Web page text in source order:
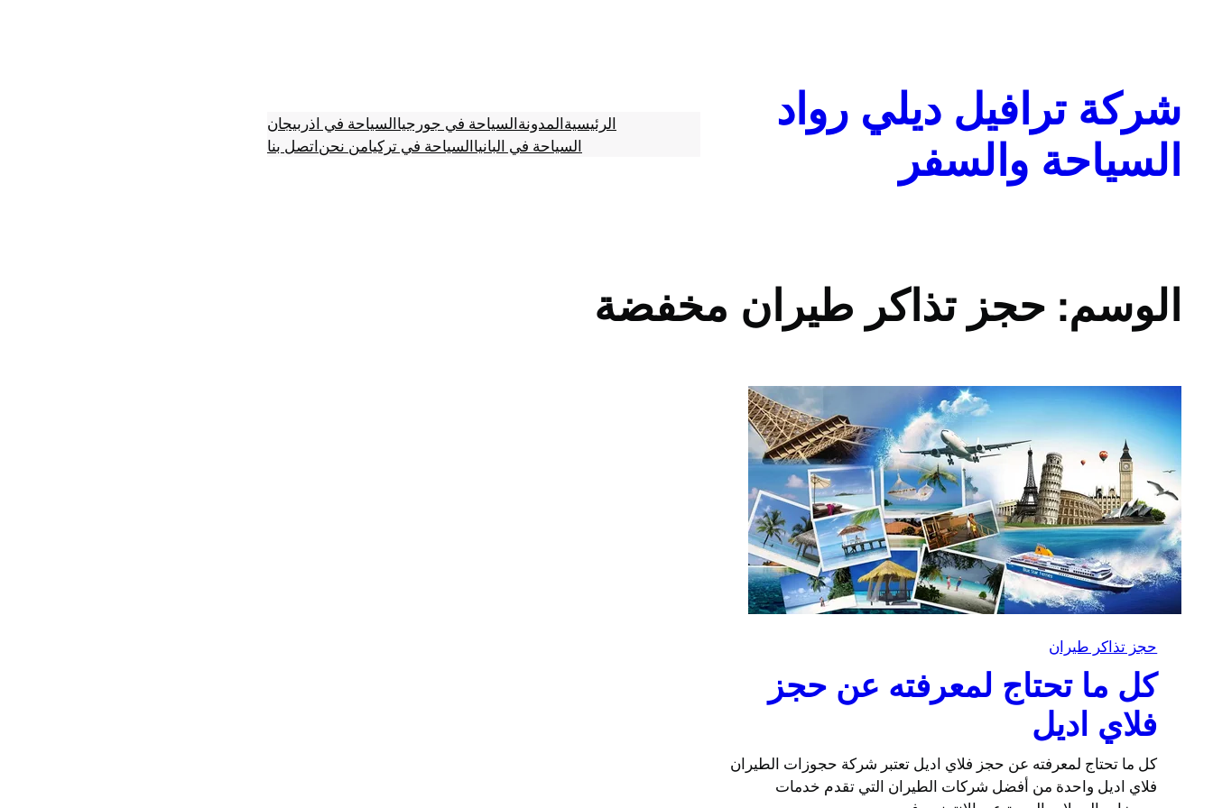
شركة ترافيل ديلي رواد
السياحة والسفر
الرئيسيةالمدونةالسياحة في جورجياالسياحة في اذربيجان
السياحة في البانياالسياحة في تركيامن نحناتصل بنا
الوسم: حجز تذاكر طيران مخفضة
حجز تذاكر طيران
كل ما تحتاج لمعرفته عن حجز
فلاي اديل
كل ما تحتاج لمعرفته عن حجز فلاي اديل تعتبر شركة حجوزات الطيران
فلاي اديل واحدة من أفضل شركات الطيران التي تقدم خدمات